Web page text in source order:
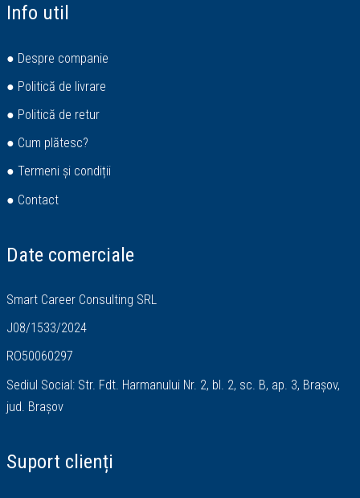
Info util
● Despre companie
● Politică de livrare
● Politică de retur
● Cum plătesc?
● Termeni și condiții
● Contact
Date comerciale
Smart Career Consulting SRL
J08/1533/2024
RO50060297
Sediul Social: Str. Fdt. Harmanului Nr. 2, bl. 2, sc. B, ap. 3, Brașov,
jud. Brașov
Suport clienți